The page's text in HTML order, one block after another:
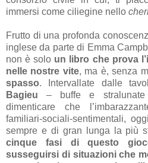
immersi come ciliegine nello
Frutto di una profonda
inglese da parte di Emma
non è solo un libro che prova
nelle nostre vite, ma è, senza
spasso. Intervallate dalle
Bagieu – buffe e
dimenticare che
familiari-sociali-sentimentali,
sempre e di gran lunga la più
cinque fasi di questo
susseguirsi di situazioni che